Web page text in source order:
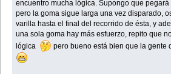
encuentro mucha lógica. Supongo que
pero la goma sigue larga una vez disparado,
varilla hasta el final del recorrido de ésta, y
una sola goma hay más esfuerzo, repito que
lógica
pero bueno está bien que la gente